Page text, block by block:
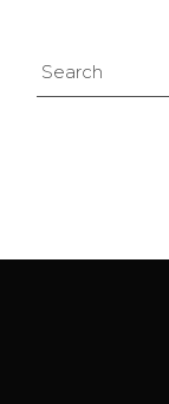
Search